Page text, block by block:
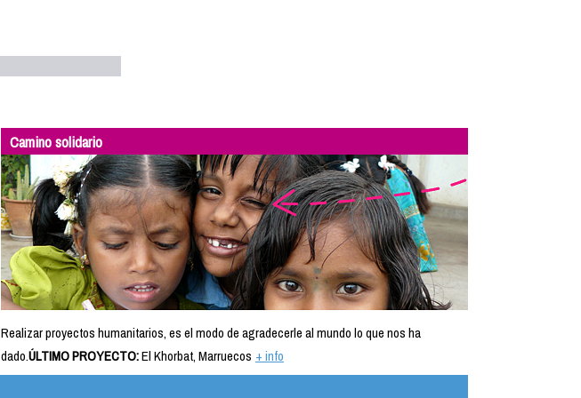
Camino solidario
Realizar proyectos humanitarios, es el modo de agradecerle al mundo lo que nos ha
dado.ÚLTIMO PROYECTO:El Khorbat, Marruecos + info